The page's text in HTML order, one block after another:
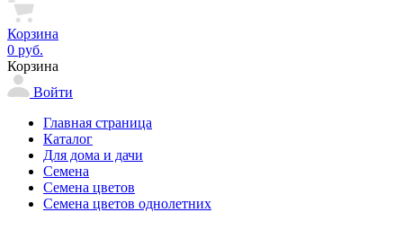
Корзина
0 руб.
Корзина
Войти
Главная страница
Каталог
Для дома и дачи
Семена
Семена цветов
Семена цветов однолетних